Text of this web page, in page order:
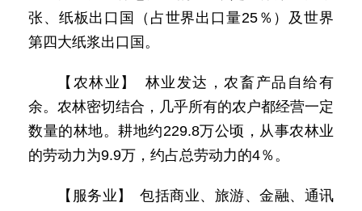
张、纸板出口国（占世界出口量25％）及世界
第四大纸浆出口国。
【农林业】 林业发达，农畜产品自给有
余。农林密切结合，几乎所有的农户都经营一定
数量的林地。耕地约229.8万公顷，从事农林业
的劳动力为9.9万，约占总劳动力的4％。
【服务业】 包括商业、旅游、金融、通讯